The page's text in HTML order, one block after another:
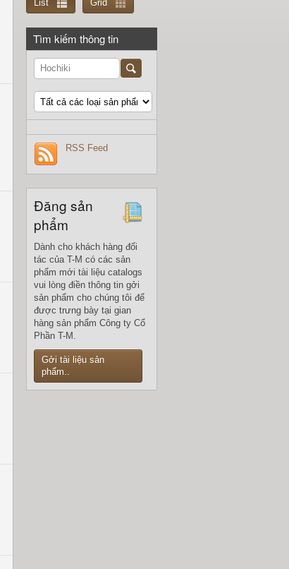
List Grid
Tìm kiếm thông tin
RSS Feed
Đăng sản
phẩm
Dành cho khách hàng đối
tác của T-M có các sản
phẩm mới tài liệu catalogs
vui lòng điền thông tin gởi
sản phẩm cho chúng tôi để
được trưng bày tại gian
hàng sản phẩm Công ty Cổ
Phần T-M.
Gởi tài liệu sản
phẩm..